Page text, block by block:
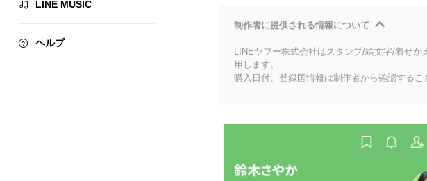
LINE MUSIC
ヘルプ
制作者に提供される情報について
LINEヤフー株式会社はスタンプ/絵文字/着せ
用します。
購入日付、登録国情報は制作者から確認する